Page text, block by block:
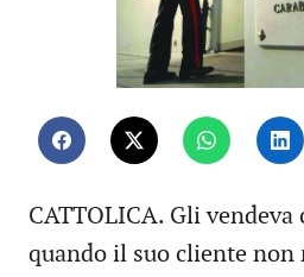
CATTOLICA. Gli vendeva
quando il suo cliente non